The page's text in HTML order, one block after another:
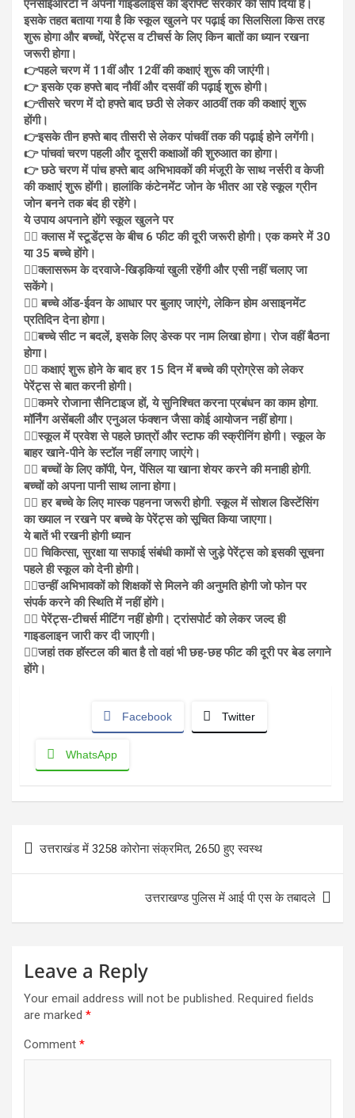
एनसीईआरटी ने अपनी गाइडलाइंस का ड्राफ्ट सरकार को सौंप दिया है।
इसके तहत बताया गया है कि स्कूल खुलने पर पढ़ाई का सिलसिला किस तरह
शुरू होगा और बच्चों, पेरेंट्स व टीचर्स के लिए किन बातों का ध्यान रखना
जरूरी होगा।
👉पहले चरण में 11वीं और 12वीं की कक्षाएं शुरू की जाएंगी।
👉 इसके एक हफ्ते बाद नौवीं और दसवीं की पढ़ाई शुरू होगी।
👉तीसरे चरण में दो हफ्ते बाद छठी से लेकर आठवीं तक की कक्षाएं शुरू
होंगी।
👉इसके तीन हफ्ते बाद तीसरी से लेकर पांचवीं तक की पढ़ाई होने लगेंगी।
👉 पांचवां चरण पहली और दूसरी कक्षाओं की शुरुआत का होगा।
👉 छठे चरण में पांच हफ्ते बाद अभिभावकों की मंजूरी के साथ नर्सरी व केजी
की कक्षाएं शुरू होंगी। हालांकि कंटेनमेंट जोन के भीतर आ रहे स्कूल ग्रीन
जोन बनने तक बंद ही रहेंगे।
ये उपाय अपनाने होंगे स्कूल खुलने पर
✍🏽 क्लास में स्टूडेंट्स के बीच 6 फीट की दूरी जरूरी होगी। एक कमरे में 30
या 35 बच्चे होंगे।
✍🏽क्लासरूम के दरवाजे-खिड़कियां खुली रहेंगी और एसी नहीं चलाए जा
सकेंगे।
✍🏽 बच्चे ऑड-ईवन के आधार पर बुलाए जाएंगे, लेकिन होम असाइनमेंट
प्रतिदिन देना होगा।
✍🏽बच्चे सीट न बदलें, इसके लिए डेस्क पर नाम लिखा होगा। रोज वहीं बैठना
होगा।
✍🏽 कक्षाएं शुरू होने के बाद हर 15 दिन में बच्चे की प्रोग्रेस को लेकर
पेरेंट्स से बात करनी होगी।
✍🏽कमरे रोजाना सैनिटाइज हों, ये सुनिश्चित करना प्रबंधन का काम होगा.
मॉर्निंग असेंबली और एनुअल फंक्शन जैसा कोई आयोजन नहीं होगा।
✍🏽स्कूल में प्रवेश से पहले छात्रों और स्टाफ की स्क्रीनिंग होगी। स्कूल के
बाहर खाने-पीने के स्टॉल नहीं लगाए जाएंगे।
✍🏽 बच्चों के लिए कॉपी, पेन, पेंसिल या खाना शेयर करने की मनाही होगी.
बच्चों को अपना पानी साथ लाना होगा।
✍🏽 हर बच्चे के लिए मास्क पहनना जरूरी होगी. स्कूल में सोशल डिस्टेंसिंग
का ख्याल न रखने पर बच्चे के पेरेंट्स को सूचित किया जाएगा।
ये बातें भी रखनी होगी ध्यान
✍🏽 चिकित्सा, सुरक्षा या सफाई संबंधी कामों से जुड़े पेरेंट्स को इसकी सूचना
पहले ही स्कूल को देनी होगी।
✍🏽उन्हीं अभिभावकों को शिक्षकों से मिलने की अनुमति होगी जो फोन पर
संपर्क करने की स्थिति में नहीं होंगे।
✍🏽 पेरेंट्स-टीचर्स मीटिंग नहीं होगी। ट्रांसपोर्ट को लेकर जल्द ही
गाइडलाइन जारी कर दी जाएगी।
✍🏽जहां तक हॉस्टल की बात है तो वहां भी छह-छह फीट की दूरी पर बेड लगाने
होंगे।
Facebook Twitter
WhatsApp
Post
navigation
उत्तराखंड में 3258 कोरोना संक्रमित, 2650 हुए स्वस्थ
उत्तराखण्ड पुलिस में आई पी एस के तबादले
Leave a Reply
Your email address will not be published. Required fields
are marked *
Comment *